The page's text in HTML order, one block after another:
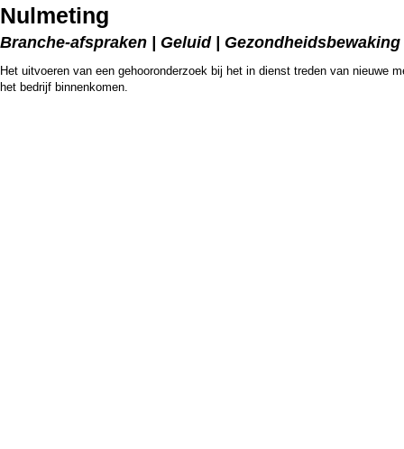
Nulmeting
Branche-afspraken | Geluid | Gezondheidsbewaking
Het uitvoeren van een gehooronderzoek bij het in dienst treden van nieuwe
het bedrijf binnenkomen.